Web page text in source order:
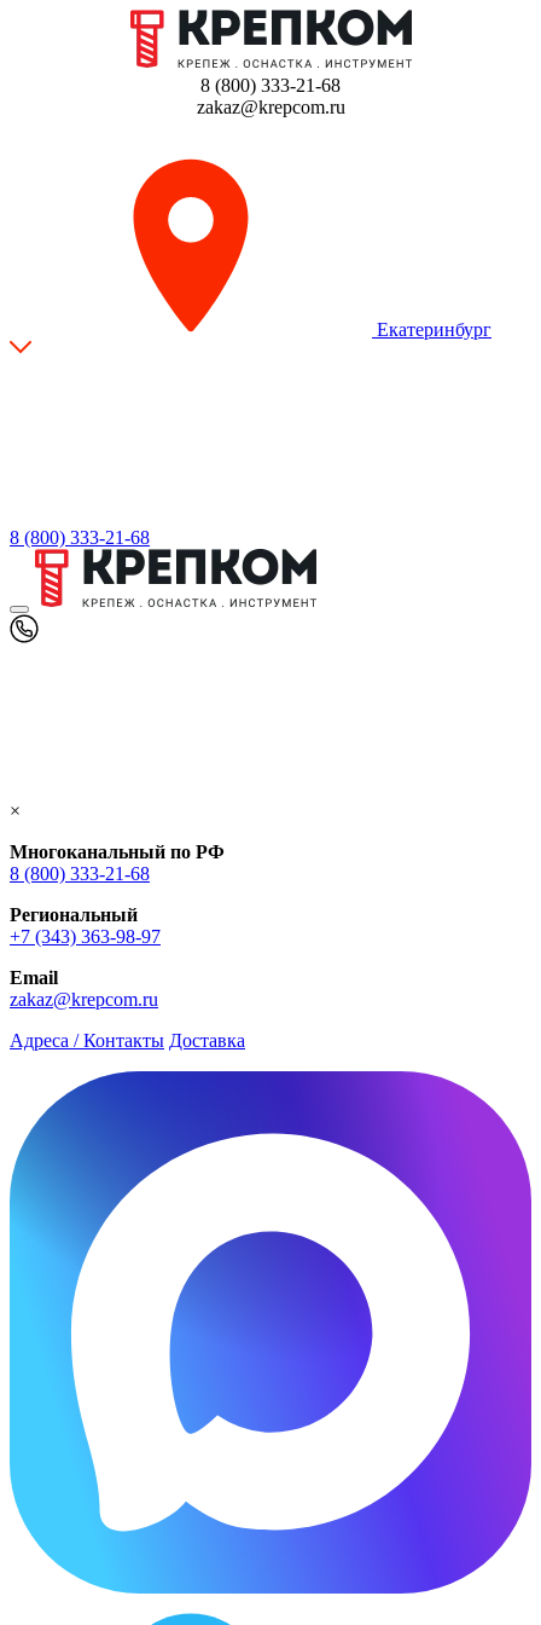
8 (800) 333-21-68
zakaz@krepcom.ru
Екатеринбург
8 (800) 333-21-68
×
Многоканальный по РФ
8 (800) 333‑21-68
Региональный
+7 (343) 363-98-97
Email
zakaz@krepcom.ru
Адреса / Контакты Доставка